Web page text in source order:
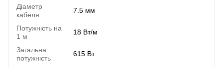
Діаметр
кабеля
7.5 мм
Потужність на
1 м
18 Вт/м
Загальна
потужність
615 Вт